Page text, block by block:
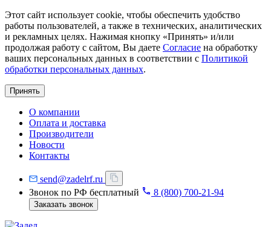
Этот сайт использует cookie, чтобы обеспечить удобство
работы пользователей, а также в технических, аналитических
и рекламных целях. Нажимая кнопку «Принять» и/или
продолжая работу с сайтом, Вы даете Согласие на обработку
ваших персональных данных в соответствии с Политикой
обработки персональных данных.
Принять
О компании
Оплата и доставка
Производители
Новости
Контакты
send@zadelrf.ru
Звонок по РФ бесплатный
8 (800) 700-21-94
Заказать звонок